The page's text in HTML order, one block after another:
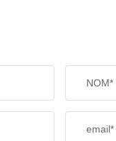
NOM*
email*